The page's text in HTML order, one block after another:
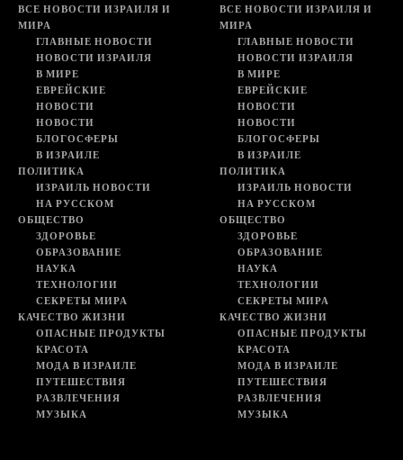
ВСЕ НОВОСТИ ИЗРАИЛЯ И
МИРА
ГЛАВНЫЕ НОВОСТИ
НОВОСТИ ИЗРАИЛЯ
В МИРЕ
ЕВРЕЙСКИЕ
НОВОСТИ
НОВОСТИ
БЛОГОСФЕРЫ
В ИЗРАИЛЕ
ПОЛИТИКА
ИЗРАИЛЬ НОВОСТИ
НА РУССКОМ
ОБЩЕСТВО
ЗДОРОВЬЕ
ОБРАЗОВАНИЕ
НАУКА
ТЕХНОЛОГИИ
СЕКРЕТЫ МИРА
КАЧЕСТВО ЖИЗНИ
ОПАСНЫЕ ПРОДУКТЫ
КРАСОТА
МОДА В ИЗРАИЛЕ
ПУТЕШЕСТВИЯ
РАЗВЛЕЧЕНИЯ
МУЗЫКА
ВСЕ НОВОСТИ ИЗРАИЛЯ И
МИРА
ГЛАВНЫЕ НОВОСТИ
НОВОСТИ ИЗРАИЛЯ
В МИРЕ
ЕВРЕЙСКИЕ
НОВОСТИ
НОВОСТИ
БЛОГОСФЕРЫ
В ИЗРАИЛЕ
ПОЛИТИКА
ИЗРАИЛЬ НОВОСТИ
НА РУССКОМ
ОБЩЕСТВО
ЗДОРОВЬЕ
ОБРАЗОВАНИЕ
НАУКА
ТЕХНОЛОГИИ
СЕКРЕТЫ МИРА
КАЧЕСТВО ЖИЗНИ
ОПАСНЫЕ ПРОДУКТЫ
КРАСОТА
МОДА В ИЗРАИЛЕ
ПУТЕШЕСТВИЯ
РАЗВЛЕЧЕНИЯ
МУЗЫКА